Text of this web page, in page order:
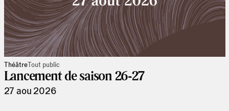
ThéâtreTout public
Lancement de saison 26-27
27 aou 2026